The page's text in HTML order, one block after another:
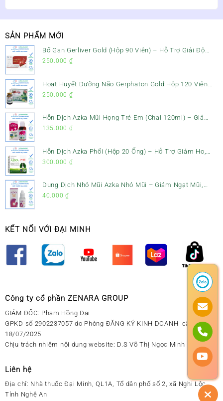
SẢN PHẨM MỚI
Bổ Gan Gerliver Gold (Hộp 90 Viên) – Hỗ Trợ Giải Độc
Gan, Mát Gan & Bảo Vệ Gan
250.000 ₫
Hoạt Huyết Dưỡng Não Gerphaton Gold Hộp 120 Viên
– Giảm Đau Đầu, Hoa Mắt, Chóng Mặt & Rối Loạn Tiền
250.000 ₫
Hỗn Dịch Azka Mũi Họng Trẻ Em (Chai 120ml) – Giảm
Ho, Tiêu Đờm & Đau Rát Họng
135.000 ₫
Hỗn Dịch Azka Phổi (Hộp 20 Ống) – Hỗ Trợ Giảm Ho,
Tiêu Đờm & Bổ Phổi
300.000 ₫
Dung Dịch Nhỏ Mũi Azka Nhỏ Mũi – Giảm Ngạt Mũi,
Sổ Mũi Cho Trẻ Sơ Sinh
40.000 ₫
KẾT NỐI VỚI ĐẠI MINH
Công ty cổ phần ZENARA GROUP
GIÁM ĐỐC: Phạm Hồng Đại
GPKD số 2902237057 do Phòng ĐĂNG KÝ KINH DOANH cấp ngày
18/07/2025
Chịu trách nhiệm nội dung website: D.S Võ Thị Ngọc Minh
Liên hệ
Địa chỉ: Nhà thuốc Đại Minh, QL1A, Tổ dân phố số 2, xã Nghi Lộc,
Tỉnh Nghệ An